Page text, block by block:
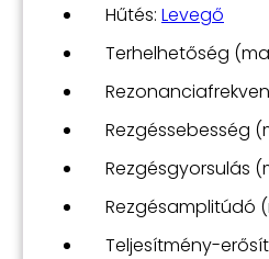
Hűtés: Levegő
Terhelhetőség
Rezgéssebesség
Rezgésgyorsulás
Rezgésamplitúdó
Teljesítmény-